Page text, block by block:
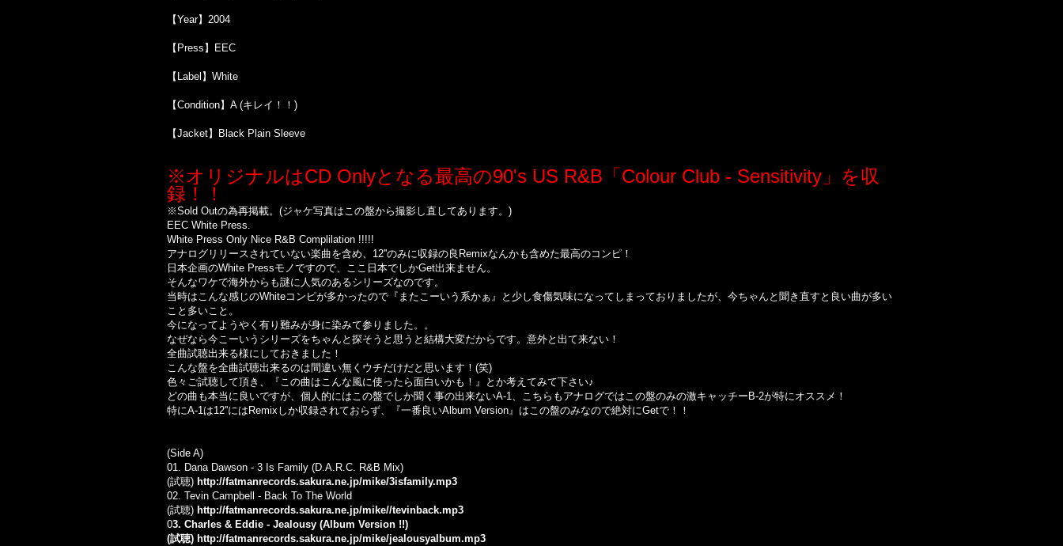
【Year】2004
【Press】EEC
【Label】White
【Condition】A (キレイ！！)
【Jacket】Black Plain Sleeve
※オリジナルはCD Onlyとなる最高の90's US R&B「Colour Club - Sensitivity」を収
録！！
※Sold Outの為再掲載。 (ジャケ写真はこの盤から撮影し直してあります。 )
EEC White Press.
White Press Only Nice R&B Complilation !!!!!
アナログリリースされていない楽曲を含め、12''のみに収録の良Remixなんかも含めた最高のコンピ！
日本企画のWhite Pressモノですので、ここ日本でしかGet出来ません。
そんなワケで海外からも謎に人気のあるシリーズなのです。
当時はこんな感じのWhiteコンピが多かったので『またこーいう系かぁ』と少し食傷気味になってしまっておりましたが、今ちゃんと聞き直すと良い曲が多い
こと多いこと。
今になってようやく有り難みが身に染みて参りました。。
なぜなら今こーいうシリーズをちゃんと探そうと思うと結構大変だからです。意外と出て来ない！
全曲試聴出来る様にしておきました！
こんな盤を全曲試聴出来るのは間違い無くウチだけだと思います！(笑)
色々ご試聴して頂き、『この曲はこんな風に使ったら面白いかも！』とか考えてみて下さい♪
どの曲も本当に良いですが、個人的にはこの盤でしか聞く事の出来ないA-1、こちらもアナログではこの盤のみの激キャッチーB-2が特にオススメ！
特にA-1は12''にはRemixしか収録されておらず、『一番良いAlbum Version』はこの盤のみなので絶対にGetで！！
(Side A)
01. Dana Dawson - 3 Is Family (D.A.R.C. R&B Mix)
(試聴) http://fatmanrecords.sakura.ne.jp/mike/3isfamily.mp3
02. Tevin Campbell - Back To The World
(試聴) http://fatmanrecords.sakura.ne.jp/mike//tevinback.mp3
03. Charles & Eddie - Jealousy (Album Version !!)
(試聴) http://fatmanrecords.sakura.ne.jp/mike/jealousyalbum.mp3